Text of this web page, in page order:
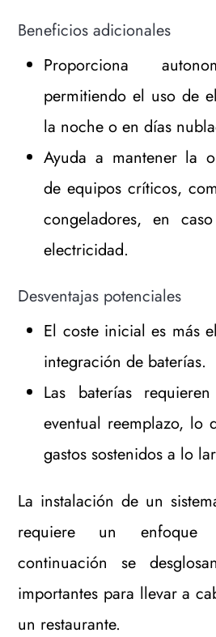
Beneficios adicionales
Proporciona
permitiendo el uso de
la noche o en días
Ayuda a mantener la
de equipos críticos,
congeladores, en
electricidad.
Desventajas potenciales
El coste inicial es más
integración de baterías.
Las baterías
eventual reemplazo, lo
gastos sostenidos a lo
La instalación de un
requiere un enfoque
continuación se
importantes para llevar a
un restaurante.